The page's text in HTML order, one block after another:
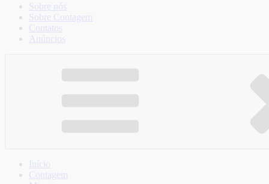
Sobre nós
Sobre Contagem
Contatos
Anúncios
Início
Contagem